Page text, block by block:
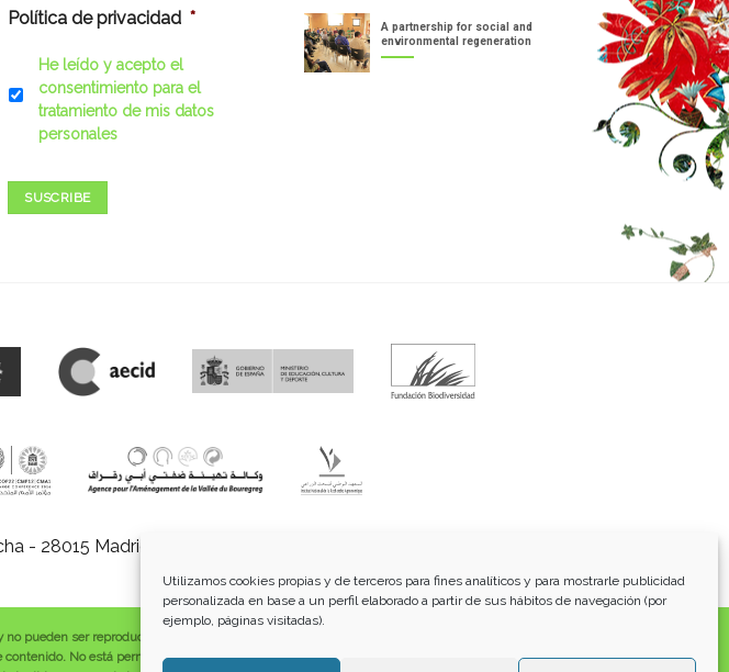
Utilizamos cookies propias y de terceros para fines analíticos y para mostrarle publicidad
personalizada en base a un perfil elaborado a partir de sus hábitos de navegación (por
ejemplo, páginas visitadas).
Política de privacidad *
He leído y acepto el
consentimiento para el
tratamiento de mis datos
personales
SUSCRIBE
A partnership for social and
environmental regeneration
- 28015 Madrid |
pueden ser reproducidos, distribuidos, transmitidos, exhibidos, publicados o retransmitidos
No está permitido borrar o alterar ninguna marca, derecho de autor u otro aviso de